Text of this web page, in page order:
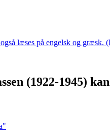
(1922-1945)